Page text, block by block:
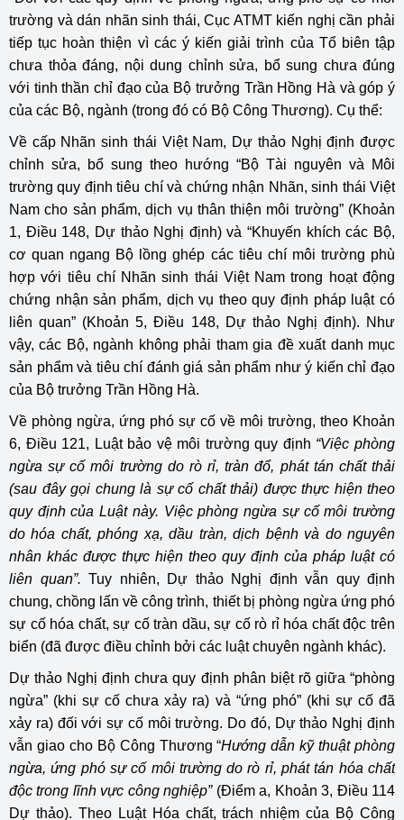
trường và dán nhãn sinh thái, Cục ATMT kiến nghị cần phải
tiếp tục hoàn thiện vì các ý kiến giải trình của Tổ biên tập
chưa thỏa đáng, nội dung chỉnh sửa, bổ sung chưa đúng
với tinh thần chỉ đạo của Bộ trưởng Trần Hồng Hà và góp ý
của các Bộ, ngành (trong đó có Bộ Công Thương). Cụ thể:
Về cấp Nhãn sinh thái Việt Nam, Dự thảo Nghị định được
chỉnh sửa, bổ sung theo hướng “Bộ Tài nguyên và Môi
trường quy định tiêu chí và chứng nhận Nhãn, sinh thái Việt
Nam cho sản phẩm, dịch vụ thân thiện môi trường” (Khoản
1, Điều 148, Dự thảo Nghị định) và “Khuyến khích các Bộ,
cơ quan ngang Bộ lồng ghép các tiêu chí môi trường phù
hợp với tiêu chí Nhãn sinh thái Việt Nam trong hoạt động
chứng nhận sản phẩm, dịch vụ theo quy định pháp luật có
liên quan” (Khoản 5, Điều 148, Dự thảo Nghị định). Như
vậy, các Bộ, ngành không phải tham gia đề xuất danh mục
sản phẩm và tiêu chí đánh giá sản phẩm như ý kiến chỉ đạo
của Bộ trưởng Trần Hồng Hà.
Về phòng ngừa, ứng phó sự cố về môi trường, theo Khoản
6, Điều 121, Luật bảo vệ môi trường quy định “Việc phòng
ngừa sự cố môi trường do rò rỉ, tràn đổ, phát tán chất thải
(sau đây gọi chung là sự cố chất thải) được thực hiện theo
quy định của Luật này. Việc phòng ngừa sự cố môi trường
do hóa chất, phóng xạ, dầu tràn, dịch bệnh và do nguyên
nhân khác được thực hiện theo quy định của pháp luật có
liên quan”. Tuy nhiên, Dự thảo Nghị định vẫn quy định
chung, chồng lấn về công trình, thiết bị phòng ngừa ứng phó
sự cố hóa chất, sự cố tràn dầu, sự cố rò rỉ hóa chất độc trên
biển (đã được điều chỉnh bởi các luật chuyên ngành khác).
Dự thảo Nghị định chưa quy định phân biệt rõ giữa “phòng
ngừa” (khi sự cố chưa xảy ra) và “ứng phó” (khi sự cố đã
xảy ra) đối với sự cố môi trường. Do đó, Dự thảo Nghị định
vẫn giao cho Bộ Công Thương “Hướng dẫn kỹ thuật phòng
ngừa, ứng phó sự cố môi trường do rò rỉ, phát tán hóa chất
độc trong lĩnh vực công nghiệp”(Điểm a, Khoản 3, Điều 114
Dự thảo). Theo Luật Hóa chất, trách nhiệm của Bộ Công